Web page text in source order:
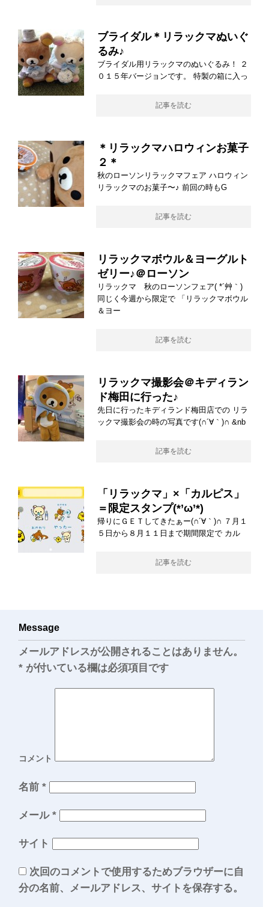
ブライダル＊リラックマぬいぐ
るみ♪
ブライダル用リラックマのぬいぐるみ！ ２
０１５年バージョンです。 特製の箱に入っ
記事を読む
＊リラックマハロウィンお菓子
２＊
秋のローソンリラックマフェア ハロウィン
リラックマのお菓子〜♪ 前回の時もG
記事を読む
リラックマボウル＆ヨーグルト
ゼリー♪＠ローソン
リラックマ 秋のローソンフェア( *´艸｀)
同じく今週から限定で 「リラックマボウル
＆ヨー
記事を読む
リラックマ撮影会＠キディラン
ド梅田に行った♪
先日に行ったキディランド梅田店での リラ
ックマ撮影会の時の写真です(∩´∀｀)∩ &nb
記事を読む
「リラックマ」×「カルピス」
＝限定スタンプ(*’ω’*)
帰りにＧＥＴしてきたぁー(∩´∀｀)∩ ７月１
５日から８月１１日まで期間限定で カル
記事を読む
Message
メールアドレスが公開されることはありません。
* が付いている欄は必須項目です
コメント
名前 *
メール *
サイト
次回のコメントで使用するためブラウザーに自
分の名前、メールアドレス、サイトを保存する。